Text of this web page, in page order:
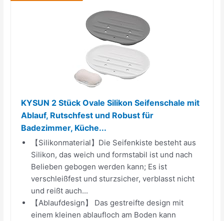
KYSUN 2 Stück Ovale Silikon Seifenschale mit
Ablauf, Rutschfest und Robust für
Badezimmer, Küche...
【Silikonmaterial】Die Seifenkiste besteht aus
Silikon, das weich und formstabil ist und nach
Belieben gebogen werden kann; Es ist
verschleißfest und sturzsicher, verblasst nicht
und reißt auch...
【Ablaufdesign】 Das gestreifte design mit
einem kleinen ablaufloch am Boden kann